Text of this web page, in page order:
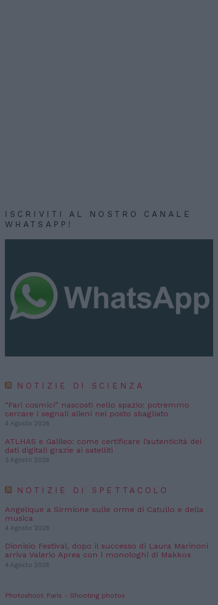
ISCRIVITI AL NOSTRO CANALE
WHATSAPP!
NOTIZIE DI SCIENZA
“Fari cosmici” nascosti nello spazio: potremmo
cercare i segnali alieni nel posto sbagliato
4 Agosto 2026
ATLHAS e Galileo: come certificare l’autenticità dei
dati digitali grazie ai satelliti
3 Agosto 2026
NOTIZIE DI SPETTACOLO
Angelique a Sirmione sulle orme di Catullo e della
musica
4 Agosto 2026
Dionisio Festival, dopo il successo di Laura Marinoni
arriva Valerio Aprea con i monologhi di Makkox
4 Agosto 2026
Photoshoot Paris - Shooting photos